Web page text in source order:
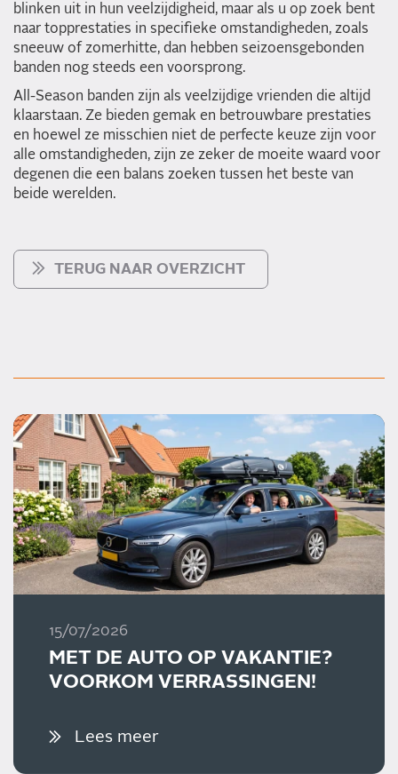
blinken uit in hun veelzijdigheid, maar als u op zoek bent
naar topprestaties in specifieke omstandigheden, zoals
sneeuw of zomerhitte, dan hebben seizoensgebonden
banden nog steeds een voorsprong.
All-Season banden zijn als veelzijdige vrienden die altijd
klaarstaan. Ze bieden gemak en betrouwbare prestaties
en hoewel ze misschien niet de perfecte keuze zijn voor
alle omstandigheden, zijn ze zeker de moeite waard voor
degenen die een balans zoeken tussen het beste van
beide werelden.
TERUG NAAR OVERZICHT
15/07/2026
MET DE AUTO OP VAKANTIE?
VOORKOM VERRASSINGEN!
Lees meer